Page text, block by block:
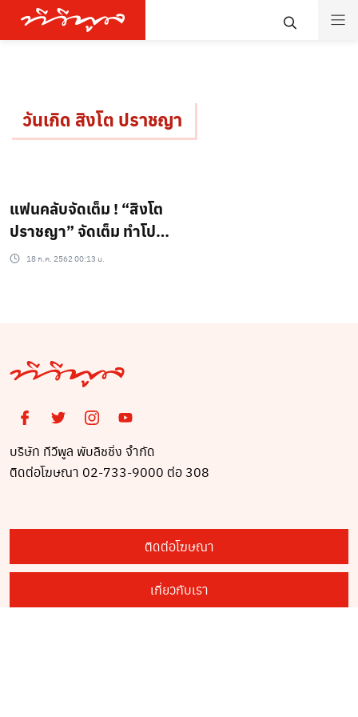
วันเกิด สิงโต ปราชญา
แฟนคลับจัดเต็ม ! “สิงโต
ปราชญา” จัดเต็ม ทำโปร
เจ็กต์ HBD ติดขบวน
18 ก.ค. 2562 00:13 น.
บริษัท ทีวีพูล พับลิชชิ่ง จำกัด
ติดต่อโฆษณา 02-733-9000 ต่อ 308
ติดต่อโฆษณา
เกี่ยวกับเรา